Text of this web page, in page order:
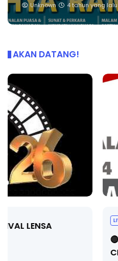
Unknown 4 tahun yang lalu
AKAN DATANG!
🔴 [LIVE] MATEMATIK
CIKGU ANITA